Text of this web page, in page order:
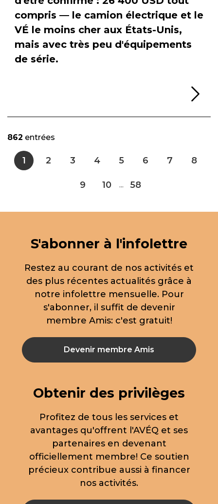
compris — le camion électrique et le
VÉ le moins cher aux États-Unis,
mais avec très peu d'équipements
de série.
862 entrées
1 2 3 4 5 6 7 8
9 10 ... 58
S'abonner à l'infolettre
Restez au courant de nos activités et
des plus récentes actualités grâce à
notre infolettre mensuelle. Pour
s'abonner, il suffit de devenir
membre Amis: c'est gratuit!
Devenir membre Amis
Obtenir des privilèges
Profitez de tous les services et
avantages qu'offrent l'AVÉQ et ses
partenaires en devenant
officiellement membre! Ce soutien
précieux contribue aussi à financer
nos activités.